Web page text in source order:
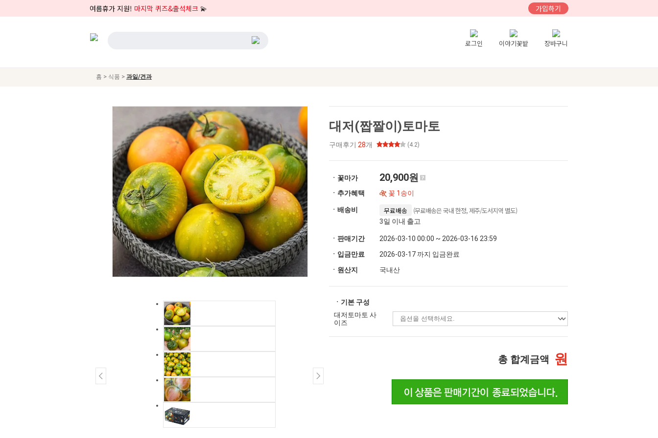
여름휴가 지원! 마지막 퀴즈&출석체크 💫 가입하기
로그인 이야기꽃밭 장바구니
홈 > 식품 > 과일/견과
대저(짭짤이)토마토
구매후기 28개 (4.2)
ㆍ꽃마가 20,900원
ㆍ추가혜택 꽃 1송이
ㆍ배송비 무료배송 (무료배송은 국내 한정, 제주/도서지역 별도)
3일 이내 출고
ㆍ판매기간
2026-03-10 00:00 ~ 2026-03-16 23:59
ㆍ입금만료
2026-03-17 까지 입금완료
ㆍ원산지
국내산
ㆍ기본 구성
대저토마토 사
이즈
총 합계금액 원